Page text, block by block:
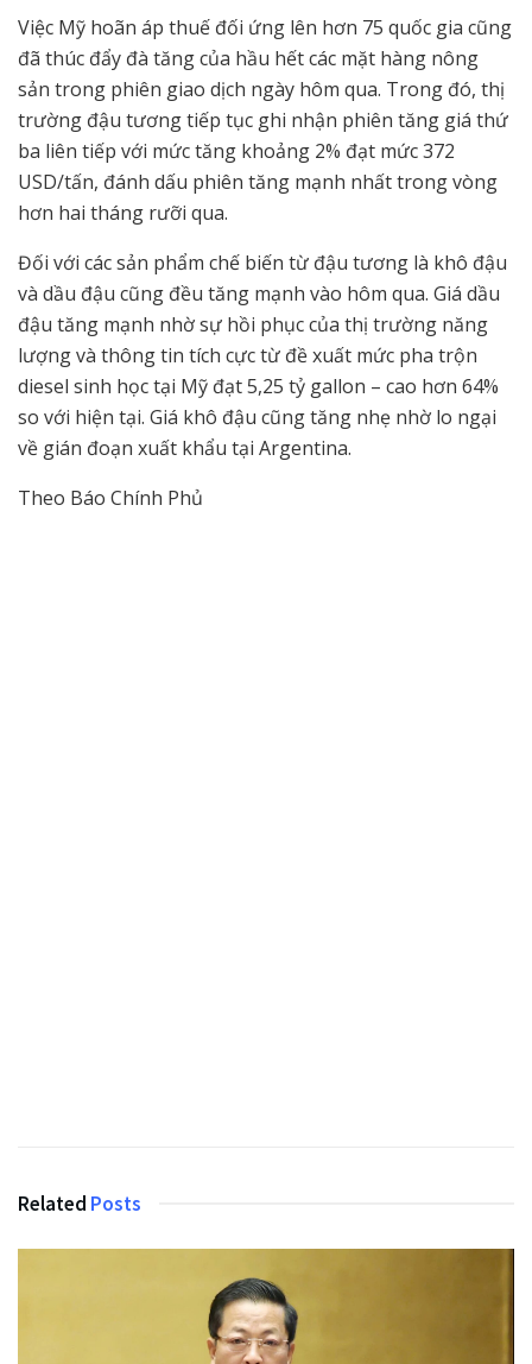
Việc Mỹ hoãn áp thuế đối ứng lên hơn 75 quốc gia cũng
đã thúc đẩy đà tăng của hầu hết các mặt hàng nông
sản trong phiên giao dịch ngày hôm qua. Trong đó, thị
trường đậu tương tiếp tục ghi nhận phiên tăng giá thứ
ba liên tiếp với mức tăng khoảng 2% đạt mức 372
USD/tấn, đánh dấu phiên tăng mạnh nhất trong vòng
hơn hai tháng rưỡi qua.
Đối với các sản phẩm chế biến từ đậu tương là khô đậu
và dầu đậu cũng đều tăng mạnh vào hôm qua. Giá dầu
đậu tăng mạnh nhờ sự hồi phục của thị trường năng
lượng và thông tin tích cực từ đề xuất mức pha trộn
diesel sinh học tại Mỹ đạt 5,25 tỷ gallon – cao hơn 64%
so với hiện tại. Giá khô đậu cũng tăng nhẹ nhờ lo ngại
về gián đoạn xuất khẩu tại Argentina.
Theo Báo Chính Phủ
Related Posts